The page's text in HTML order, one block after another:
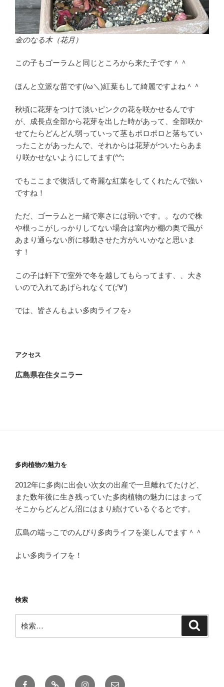
金のなる木（花月）
この子もゴーラムと同じところから来た子です＾＾
ほんと立派な苗です(/ω＼)紅葉もして綺麗ですよね＾＾
秋頃に花芽をつけて淡いピンクの花を咲かせるんです
が、成長点全部から花芽を出した時があって、全部咲か
せてたらどんどん弱っていって茎もポロポロと落ちてい
ったことがあったんで、それからは花芽がついたらあま
り咲かせないようにしてます(^^;
でもここまで復活して奇麗な紅葉をしてくれたんで強い
ですね！
ただ、ゴーラムと一緒で寒さには弱いです。。なので株
や根っこがしっかりしてない場合は室内か棚の奥で風が
あまり通らない所に移動させた方がいいかなと思いま
す！
この子は軒下で室外で冬を越してもらってます、、大き
いので入れてあげられなくて(;’∀’)
では、皆さんもよい多肉ライフを♪
アクセス
広島県在住タニラー
多肉植物の魅力を
2012年に多肉に出会い次女の出産で一旦離れてたけど、
また数年後に生き残っていた多肉植物の魅力にはまって
そこからどんどん沼にはまり続けているぐるとです。
広島の端っこでのんびり多肉ライフを楽しんでます＾＾
よい多肉ライフを！
検索
索:
Facebook
多 Instagramメ